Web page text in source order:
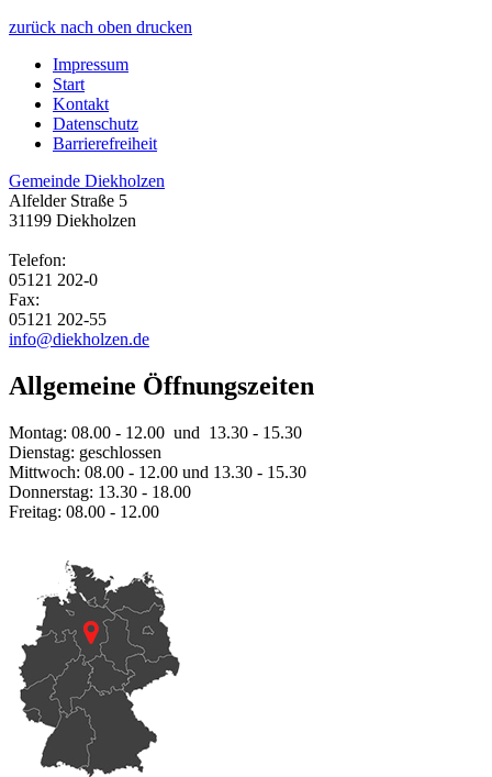
zurück nach oben drucken
Impressum
Start
Kontakt
Datenschutz
Barrierefreiheit
Gemeinde Diekholzen
Alfelder Straße 5
31199 Diekholzen
Telefon:
05121 202-0
Fax:
05121 202-55
info@diekholzen.de
Allgemeine Öffnungszeiten
Montag: 08.00 - 12.00 und 13.30 - 15.30
Dienstag: geschlossen
Mittwoch: 08.00 - 12.00 und 13.30 - 15.30
Donnerstag: 13.30 - 18.00
Freitag: 08.00 - 12.00